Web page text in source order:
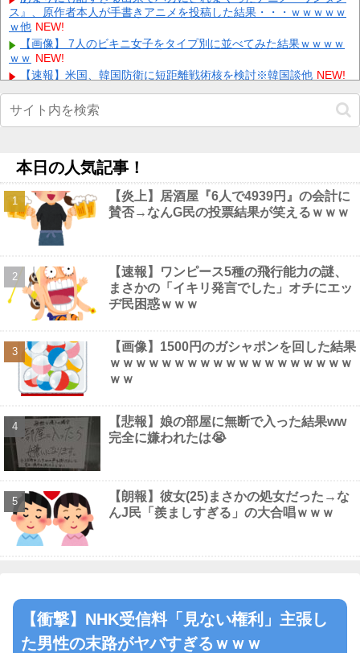
家... NEW!
嫁と子作り中なんだけどこうなるｗｗｗ
【速報】 『有吉の夏休み』、とんでもない発表をしてしま
う！！！！！
Powered by livedoor 相互RSS
ス』、原作者本人が手書きアニメを投稿した結果・・・ｗｗｗｗｗ
ｗ他 NEW!
【画像】 7人のビキニ女子をタイプ別に並べてみた結果ｗｗｗｗ
ｗｗ NEW!
【速報】米国、韓国防衛に短距離戦術核を検討※韓国談他 NEW!
【画像】 こんなだらしない体型の女子が好きなやついる？ NEW!
【画像】アイドルにしか見えないセクシー女優さんが話題になる
ｗｗｗｗｗｗ他 NEW!
大日本帝国陸軍「侵攻できたとして、食糧どうすんだよ」大本営
「現地調達」陸軍「え？」他 NEW!
高市首相への賛同コメントの多さに苛立つ左派、これは不正工作
に違いない！と確信してしまった結果……他 NEW!
【画像】 女優・夏菜、ロンハーで無防備パ○チラ
ｗｗｗ NEW!
Powered by livedoor 相互RSS
本日の人気記事！
【炎上】居酒屋『6人で4939円』の会計に
賛否→なんG民の投票結果が笑えるｗｗｗ
【速報】ワンピース5種の飛行能力の謎、
まさかの「イキリ発言でした」オチにエッ
ヂ民困惑ｗｗｗ
【画像】1500円のガシャポンを回した結果
ｗｗｗｗｗｗｗｗｗｗｗｗｗｗｗｗｗｗｗ
ｗｗ
【悲報】娘の部屋に無断で入った結果ww
完全に嫌われたは😭
【朗報】彼女(25)まさかの処女だった→な
んJ民「羨ましすぎる」の大合唱ｗｗｗ
【衝撃】NHK受信料「見ない権利」主張し
た男性の末路がヤバすぎるｗｗｗ